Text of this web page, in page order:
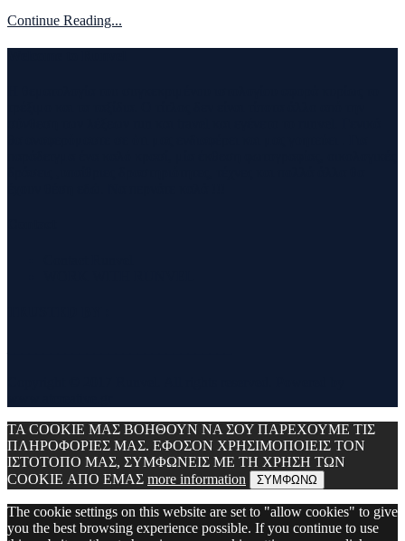
Continue Reading...
ΤΑ COOKIE ΜΑΣ ΒΟΗΘΟΥΝ ΝΑ ΣΟΥ ΠΑΡΕΧΟΥΜΕ ΤΙΣ
ΠΛΗΡΟΦΟΡΙΕΣ ΜΑΣ. ΕΦΟΣΟΝ ΧΡΗΣΙΜΟΠΟΙΕΙΣ ΤΟΝ
ΙΣΤΟΤΟΠΟ ΜΑΣ, ΣΥΜΦΩΝΕΙΣ ΜΕ ΤΗ ΧΡΗΣΗ ΤΩΝ
COOKIE ΑΠΟ ΕΜΑΣ more information ΣΥΜΦΩΝΩ
The cookie settings on this website are set to "allow cookies" to give
you the best browsing experience possible. If you continue to use